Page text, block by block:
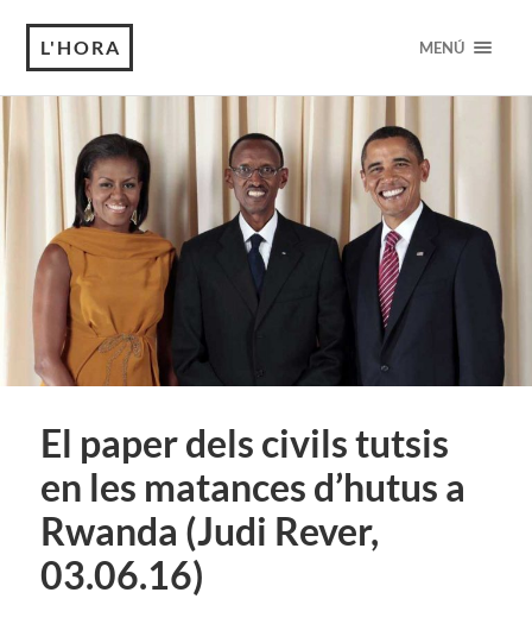
L'HORA MENÚ
El paper dels civils tutsis
en les matances d’hutus a
Rwanda (Judi Rever,
03.06.16)